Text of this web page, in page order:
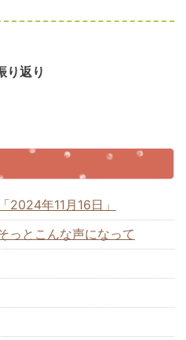
り返り
2024年11月16日」
っとこんな声になって